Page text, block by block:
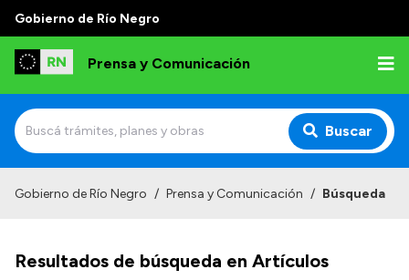
Gobierno de Río Negro
Prensa y Comunicación
Buscar
Autoridades
Gobierno de Río Negro / Prensa y Comunicación / Búsqueda
Resultados de búsqueda en Artículos